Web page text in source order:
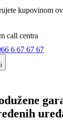
kupovinom
call centra
6 67 67 67